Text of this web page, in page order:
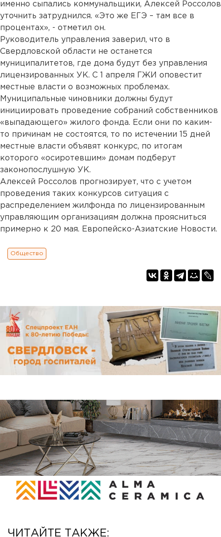
именно сыпались коммунальщики, Алексей Россолов
уточнить затруднился. «Это же ЕГЭ – там все в
процентах», - отметил он.
Руководитель управления заверил, что в
Свердловской области не останется
муниципалитетов, где дома будут без управления
лицензированных УК. С 1 апреля ГЖИ оповестит
местные власти о возможных проблемах.
Муниципальные чиновники должны будут
инициировать проведение собраний собственников
«выпадающего» жилого фонда. Если они по каким-
то причинам не состоятся, то по истечении 15 дней
местные власти объявят конкурс, по итогам
которого «осиротевшим» домам подберут
законопослушную УК.
Алексей Россолов прогнозирует, что с учетом
проведения таких конкурсов ситуация с
распределением жилфонда по лицензированным
управляющим организациям должна проясниться
примерно к 20 мая. Европейско-Азиатские Новости.
Общество
ЧИТАЙТЕ ТАКЖЕ: